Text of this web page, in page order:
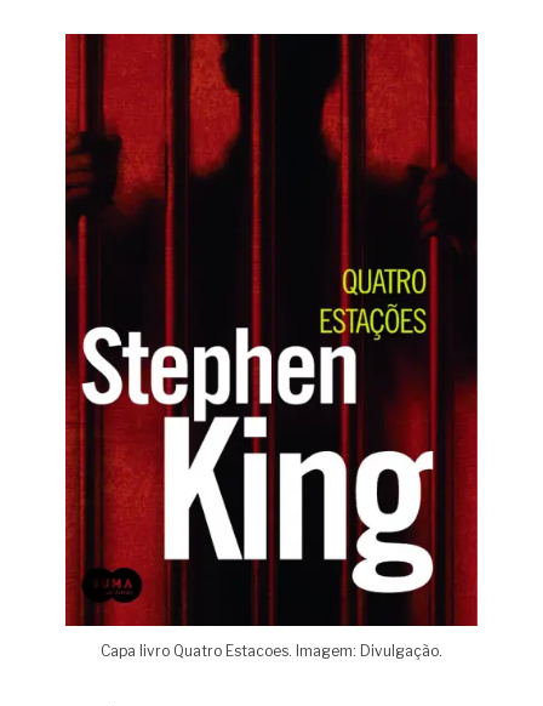
Capa livro Quatro Estacoes. Imagem: Divulgação.